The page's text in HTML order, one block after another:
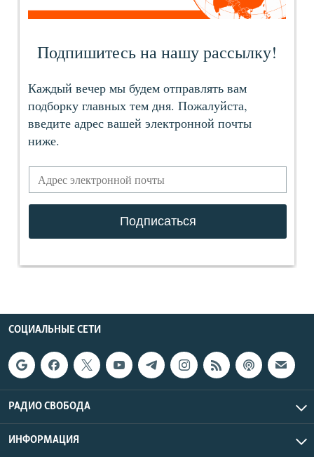
СОЦИАЛЬНЫЕ СЕТИ
РАДИО СВОБОДА
ИНФОРМАЦИЯ